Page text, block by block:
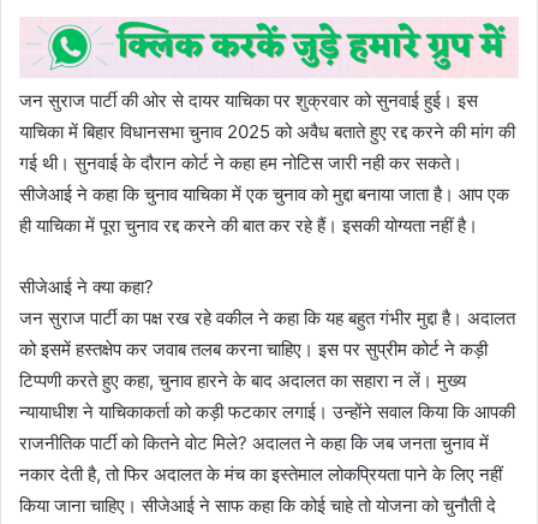
जन सुराज पार्टी की ओर से दायर याचिका पर शुक्रवार को सुनवाई हुई। इस
याचिका में बिहार विधानसभा चुनाव 2025 को अवैध बताते हुए रद्द करने की मांग की
गई थी। सुनवाई के दौरान कोर्ट ने कहा हम नोटिस जारी नही कर सकते।
सीजेआई ने कहा कि चुनाव याचिका में एक चुनाव को मुद्दा बनाया जाता है। आप एक
ही याचिका में पूरा चुनाव रद्द करने की बात कर रहे हैं। इसकी योग्यता नहीं है।
सीजेआई ने क्या कहा?
जन सुराज पार्टी का पक्ष रख रहे वकील ने कहा कि यह बहुत गंभीर मुद्दा है। अदालत
को इसमें हस्तक्षेप कर जवाब तलब करना चाहिए। इस पर सुप्रीम कोर्ट ने कड़ी
टिप्पणी करते हुए कहा, चुनाव हारने के बाद अदालत का सहारा न लें। मुख्य
न्यायाधीश ने याचिकाकर्ता को कड़ी फटकार लगाई। उन्होंने सवाल किया कि आपकी
राजनीतिक पार्टी को कितने वोट मिले? अदालत ने कहा कि जब जनता चुनाव में
नकार देती है, तो फिर अदालत के मंच का इस्तेमाल लोकप्रियता पाने के लिए नहीं
किया जाना चाहिए। सीजेआई ने साफ कहा कि कोई चाहे तो योजना को चुनौती दे